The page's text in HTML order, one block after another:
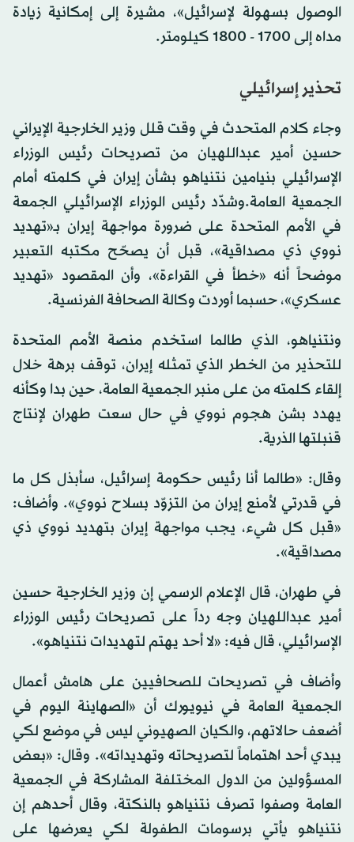
الوصول بسهولة لإسرائيل»، مشيرة إلى إمكانية زيادة
مداه إلى 1700 - 1800 كيلومتر.
تحذير إسرائيلي
وجاء كلام المتحدث في وقت قلل وزير الخارجية الإيراني
حسين أمير عبداللهيان من تصريحات رئيس الوزراء
الإسرائيلي بنيامين نتنياهو بشأن إيران في كلمته أمام
الجمعية العامة.وشدّد رئيس الوزراء الإسرائيلي الجمعة
في الأمم المتحدة على ضرورة مواجهة إيران بـ«تهديد
نووي ذي مصداقية»، قبل أن يصحّح مكتبه التعبير
موضحاً أنه «خطأ في القراءة»، وأن المقصود «تهديد
عسكري»، حسبما أوردت وكالة الصحافة الفرنسية.
ونتنياهو، الذي طالما استخدم منصة الأمم المتحدة
للتحذير من الخطر الذي تمثله إيران، توقف برهة خلال
إلقاء كلمته من على منبر الجمعية العامة، حين بدا وكأنه
يهدد بشن هجوم نووي في حال سعت طهران لإنتاج
قنبلتها الذرية.
وقال: «طالما أنا رئيس حكومة إسرائيل، سأبذل كل ما
في قدرتي لأمنع إيران من التزوّد بسلاح نووي». وأضاف:
«قبل كل شيء، يجب مواجهة إيران بتهديد نووي ذي
مصداقية».
في طهران، قال الإعلام الرسمي إن وزير الخارجية حسين
أمير عبداللهيان وجه رداً على تصريحات رئيس الوزراء
الإسرائيلي، قال فيه: «لا أحد يهتم لتهديدات نتنياهو».
وأضاف في تصريحات للصحافيين على هامش أعمال
الجمعية العامة في نيويورك أن «الصهاينة اليوم في
أضعف حالاتهم، والكيان الصهيوني ليس في موضع لكي
يبدي أحد اهتماماً لتصريحاته وتهديداته». وقال: «بعض
المسؤولين من الدول المختلفة المشاركة في الجمعية
العامة وصفوا تصرف نتنياهو بالنكتة، وقال أحدهم إن
نتنياهو يأتي برسومات الطفولة لكي يعرضها على